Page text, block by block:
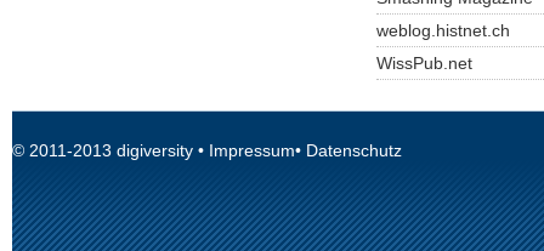
weblog.histnet.ch
WissPub.net
© 2011-2013 digiversity • Impressum• Datenschutz